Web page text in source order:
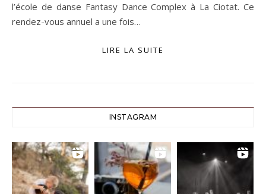
l’école de danse Fantasy Dance Complex à La Ciotat. Ce
rendez-vous annuel a une fois…
LIRE LA SUITE
INSTAGRAM